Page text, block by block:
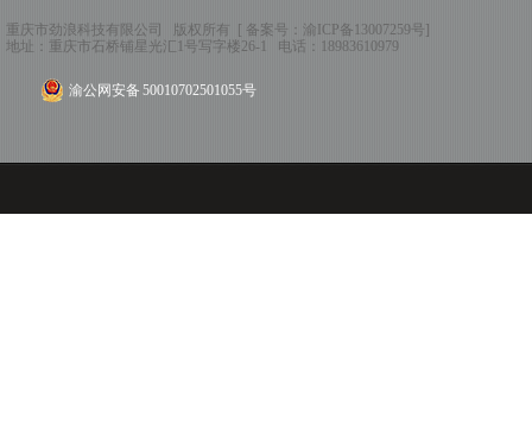
重庆市劲浪科技有限公司 版权所有 [ 备案号： 渝ICP备13007259号]
地址： 重庆市石桥铺星光汇1号写字楼26-1 电话： 18983610979
渝公网安备 50010702501055号